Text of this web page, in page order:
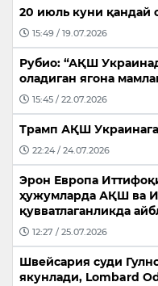
20 июль куни қандай
15:49 / 19.07.2026
Рубио: “АҚШ
оладиган ягона
15:45 / 22.07.2026
Трамп АҚШ Украинага
22:24 / 24.07.2026
Эрон Европа
ҳужумларда АҚШ ва
қувватлаганликда
12:27 / 25.07.2026
Швейсария суди
якунлади, Lombard